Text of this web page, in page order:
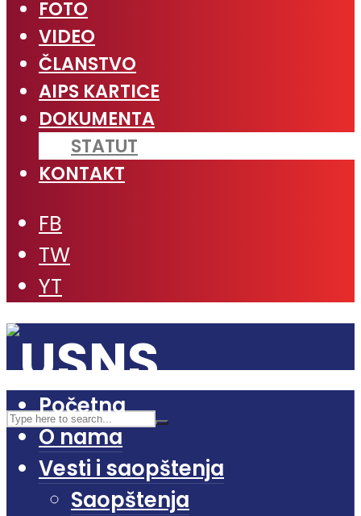
FOTO
VIDEO
ČLANSTVO
AIPS KARTICE
DOKUMENTA
STATUT
KONTAKT
FB
TW
YT
Početna
O nama
Vesti i saopštenja
Saopštenja